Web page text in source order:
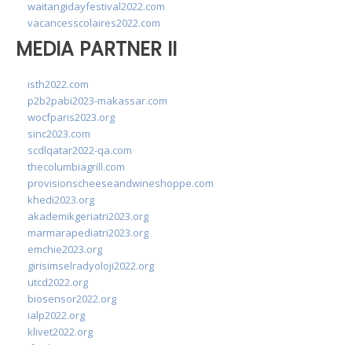
waitangidayfestival2022.com
vacancesscolaires2022.com
MEDIA PARTNER II
isth2022.com
p2b2pabi2023-makassar.com
wocfparis2023.org
sinc2023.com
scdlqatar2022-qa.com
thecolumbiagrill.com
provisionscheeseandwineshoppe.com
khedi2023.org
akademikgeriatri2023.org
marmarapediatri2023.org
emchie2023.org
girisimselradyoloji2022.org
utcd2022.org
biosensor2022.org
ialp2022.org
klivet2022.org